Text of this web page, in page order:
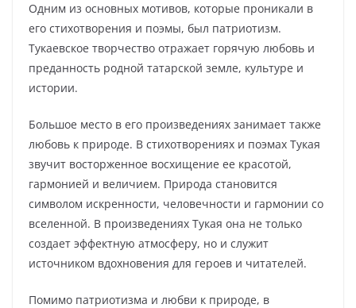
Одним из основных мотивов, которые проникали в
его стихотворения и поэмы, был патриотизм.
Тукаевское творчество отражает горячую любовь и
преданность родной татарской земле, культуре и
истории.
Большое место в его произведениях занимает также
любовь к природе. В стихотворениях и поэмах Тукая
звучит восторженное восхищение ее красотой,
гармонией и величием. Природа становится
символом искренности, человечности и гармонии со
вселенной. В произведениях Тукая она не только
создает эффектную атмосферу, но и служит
источником вдохновения для героев и читателей.
Помимо патриотизма и любви к природе, в